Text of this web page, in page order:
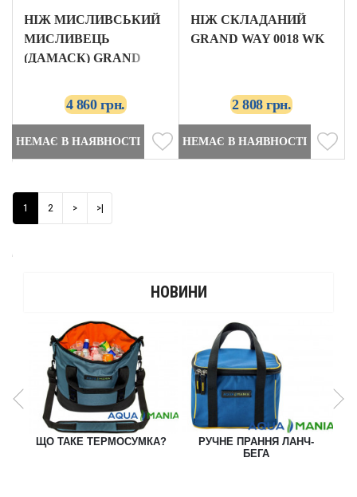
НІЖ МИСЛИВСЬКИЙ
МИСЛИВЕЦЬ
(ДАМАСК) GRAND
4 860 грн.
НЕМАЄ В НАЯВНОСТІ
НІЖ СКЛАДАНИЙ
GRAND WAY 0018 WK
2 808 грн.
НЕМАЄ В НАЯВНОСТІ
1 2 > >|
ЩО ТАКЕ ТЕРМОСУМКА?
РУЧНЕ ПРАННЯ ЛАНЧ-
БЕГА